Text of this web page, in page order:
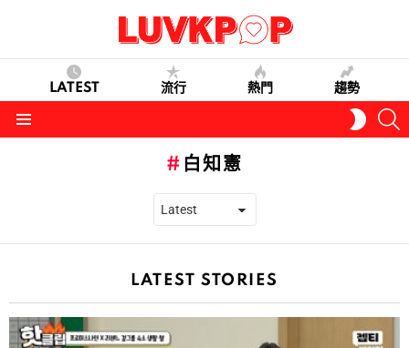
LATEST 流行 熱門 趨勢
SKIN
白知憲
LATEST STORIES